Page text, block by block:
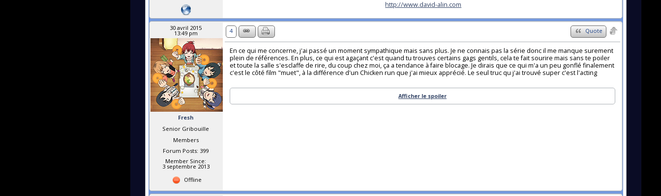
http://www.david-alin.com
30 avril 2015
13:49 pm
Fresh
Senior Gribouille
Members
Forum Posts: 399
Member Since:
3 septembre 2013
Offline
4 Quote
En ce qui me concerne, j'ai passé un moment sympathique mais sans plus. Je ne connais pas la série donc il me manque surement
plein de références. En plus, ce qui est agaçant c'est quand tu trouves certains gags gentils, cela te fait sourire mais sans te poiler
et toute la salle s'esclaffe de rire, du coup chez moi, ça a tendance à faire blocage. Je dirais que ce qui m'a un peu gonflé finalement
c'est le côté film "muet", à la différence d'un Chicken run que j'ai mieux apprécié. Le seul truc qu j'ai trouvé super c'est l'acting
Afficher le spoiler